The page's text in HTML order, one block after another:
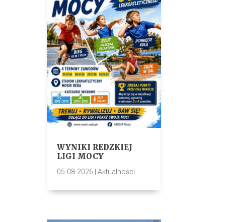
WYNIKI REDZKIEJ
LIGI MOCY
05-08-2026 |Aktualności